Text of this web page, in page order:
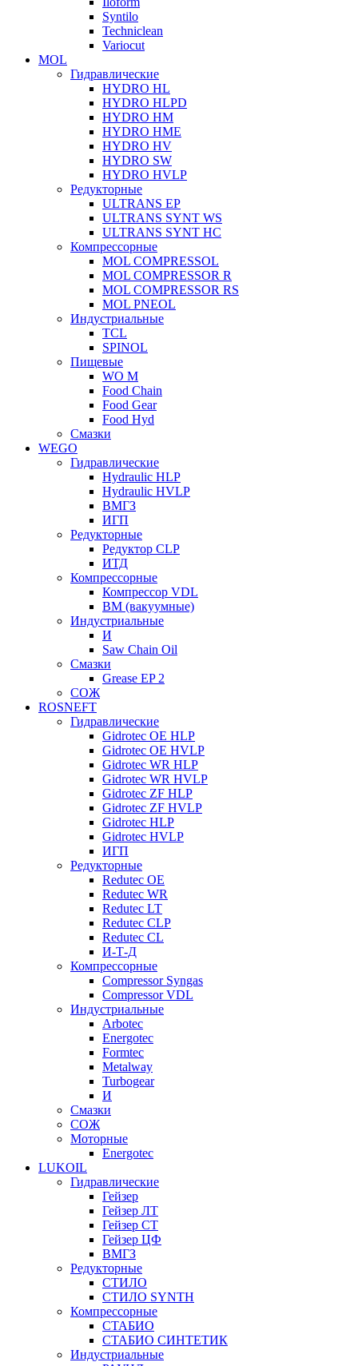
Syntilo
Techniclean
Variocut
MOL
Гидравлические
HYDRO HL
HYDRO HLPD
HYDRO HM
HYDRO HME
HYDRO HV
HYDRO SW
HYDRO HVLP
Редукторные
ULTRANS EP
ULTRANS SYNT WS
ULTRANS SYNT HC
Компрессорные
MOL COMPRESSOL
MOL COMPRESSOR R
MOL COMPRESSOR RS
MOL PNEOL
Индустриальные
TCL
SPINOL
Пищевые
WO M
Food Chain
Food Gear
Food Hyd
Смазки
WEGO
Гидравлические
Hydraulic HLP
Hydraulic HVLP
ВМГЗ
ИГП
Редукторные
Редуктор CLP
ИТД
Компрессорные
Компрессор VDL
ВМ (вакуумные)
Индустриальные
И
Saw Chain Oil
Смазки
Grease EP 2
СОЖ
ROSNEFT
Гидравлические
Gidrotec OE HLP
Gidrotec OE HVLP
Gidrotec WR HLP
Gidrotec WR HVLP
Gidrotec ZF HLP
Gidrotec ZF HVLP
Gidrotec HLP
Gidrotec HVLP
ИГП
Редукторные
Redutec OE
Redutec WR
Redutec LT
Redutec CLP
Redutec CL
И-Т-Д
Компрессорные
Compressor Syngas
Compressor VDL
Индустриальные
Arbotec
Energotec
Formtec
Metalway
Turbogear
И
Смазки
СОЖ
Моторные
Energotec
LUKOIL
Гидравлические
Гейзер
Гейзер ЛТ
Гейзер СТ
Гейзер ЦФ
ВМГЗ
Редукторные
СТИЛО
СТИЛО SYNTH
Компрессорные
СТАБИО
СТАБИО СИНТЕТИК
Индустриальные